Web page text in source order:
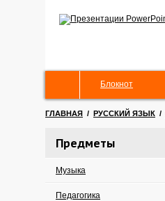
Блокнот
ГЛАВНАЯ / РУССКИЙ ЯЗЫК /
Предметы
Музыка
Педагогика